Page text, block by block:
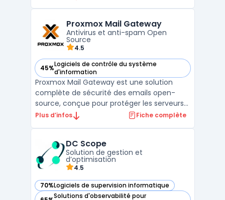
Conçue pour optimiser les performances
réseau, cette technologie s'appuie s ...
Proxmox Mail Gateway
Antivirus et anti-spam Open
Source
4.5
45%Logiciels de contrôle du système
d'information
— voir Proxmox Mail Gateway dans cette catégorie
Proxmox Mail Gateway est une solution
complète de sécurité des emails open-
source, conçue pour protéger les serveurs
de messagerie contre un large éventail de
l’entreprise et son serveur de messagerie
interne, Proxmox ...
Plus d’infos Fiche complète
DC Scope
Solution de gestion et
d’optimisation
4.5
70%Logiciels de supervision informatique
— voir DC Scope dans cette catégorie
Solutions d'observabilité pour